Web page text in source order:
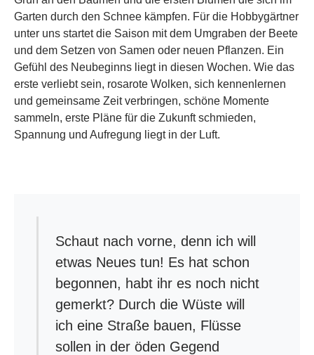
Garten durch den Schnee kämpfen. Für die Hobbygärtner
unter uns startet die Saison mit dem Umgraben der Beete
und dem Setzen von Samen oder neuen Pflanzen. Ein
Gefühl des Neubeginns liegt in diesen Wochen. Wie das
erste verliebt sein, rosarote Wolken, sich kennenlernen
und gemeinsame Zeit verbringen, schöne Momente
sammeln, erste Pläne für die Zukunft schmieden,
Spannung und Aufregung liegt in der Luft.
Schaut nach vorne, denn ich will
etwas Neues tun! Es hat schon
begonnen, habt ihr es noch nicht
gemerkt? Durch die Wüste will
ich eine Straße bauen, Flüsse
sollen in der öden Gegend